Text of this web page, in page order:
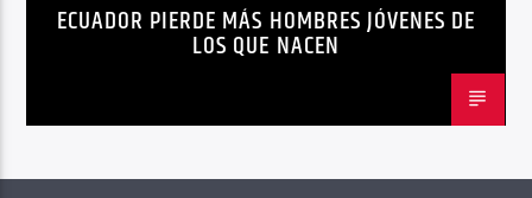
ECUADOR PIERDE MÁS HOMBRES JÓVENES DE
LOS QUE NACEN